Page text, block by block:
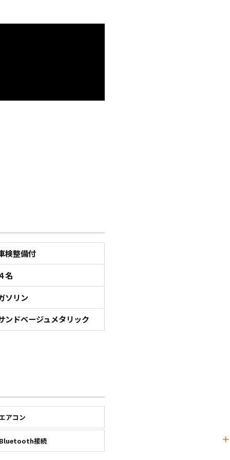
検整備付
名
ソリン
ンドベージュメタリック
アコン
接続